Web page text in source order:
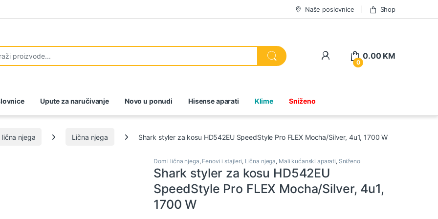
Naše poslovnice Shop
0
0.00 KM
Upute za naručivanje Novo u ponudi Hisense aparati Klime Sniženo
lična njega Lična njega Shark styler za kosu HD542EU SpeedStyle Pro FLEX Mocha/Silver, 4u1, 1700 W
Dom i lična njega, Fenovi i stajleri, Lična njega, Mali kućanski aparati, Sniženo
Shark styler za kosu HD542EU
SpeedStyle Pro FLEX Mocha/Silver, 4u1,
1700 W